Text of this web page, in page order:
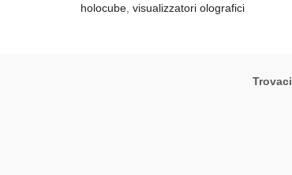
holocube visualizzatori olografici